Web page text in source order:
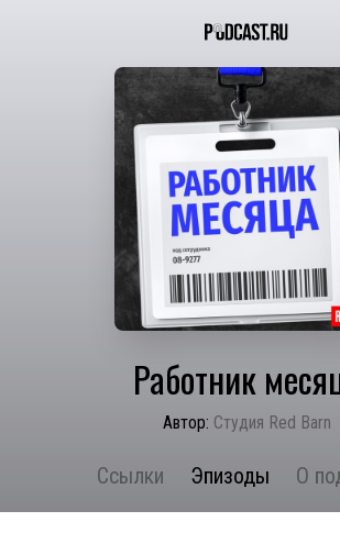
Работник
Автор: Студия Red Barn
Ссылки Эпизоды О